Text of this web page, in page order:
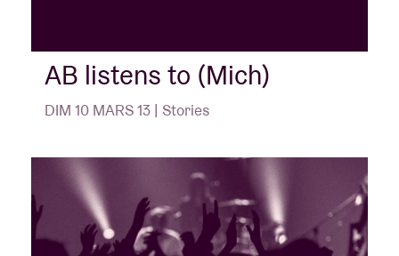
AB listens to (Mich)
DIM 10 MARS 13 | Stories